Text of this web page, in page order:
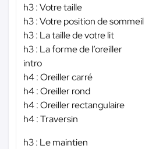
h3 : Votre taille
h3 : Votre position de sommeil
h3 : La taille de votre lit
h3 : La forme de l’oreiller
intro
h4 : Oreiller carré
h4 : Oreiller rond
h4 : Oreiller rectangulaire
h4 : Traversin
h3 : Le maintien